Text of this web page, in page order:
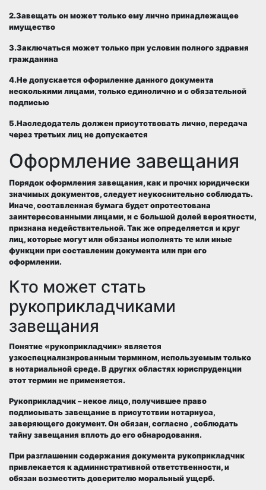
2.Завещать он может только ему лично принадлежащее
имущество
3.Заключаться может только при условии полного здравия
гражданина
4.Не допускается оформление данного документа
несколькими лицами, только единолично и с обязательной
подписью
5.Наследодатель должен присутствовать лично, передача
через третьих лиц не допускается
Оформление завещания
Порядок оформления завещания, как и прочих юридически
значимых документов, следует неукоснительно соблюдать.
Иначе, составленная бумага будет опротестована
заинтересованными лицами, и с большой долей вероятности,
признана недействительной. Так же определяется и круг
лиц, которые могут или обязаны исполнять те или иные
функции при составлении документа или при его
оформлении.
Кто может стать
рукоприкладчиками
завещания
Понятие «рукоприкладчик» является
узкоспециализированным термином, используемым только
в нотариальной среде. В других областях юриспруденции
этот термин не применяется.
Рукоприкладчик – некое лицо, получившее право
подписывать завещание в присутствии нотариуса,
заверяющего документ. Он обязан, согласно , соблюдать
тайну завещания вплоть до его обнародования.
При разглашении содержания документа рукоприкладчик
привлекается к административной ответственности, и
обязан возместить доверителю моральный ущерб.